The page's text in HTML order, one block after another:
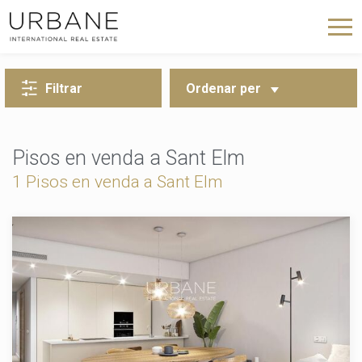
Filtrar Ordenar per
Pisos en venda a Sant Elm
1 Pisos en venda a Sant Elm